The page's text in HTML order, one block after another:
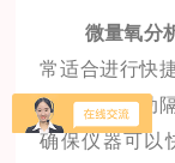
微量氧分
常适合进行快
时，如同自动
确保仪器可以